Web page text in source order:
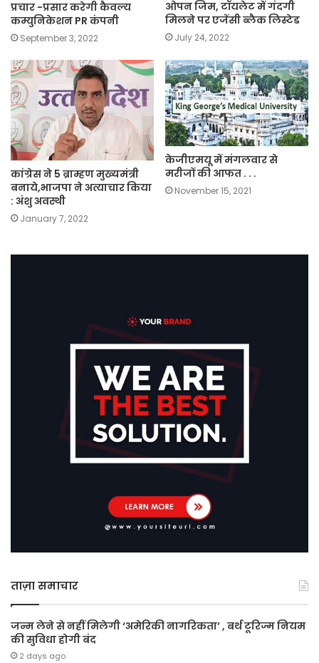
प्रचार -प्रसार करेगी कैवल्य
कम्युनिकेशन PR कंपनी
September 3, 2022
ओपन जिम, टॉयलेट में गंदगी
मिलने पर एजेंसी ब्लैक लिस्टेड
July 24, 2022
कांग्रेस ने 5 ब्राम्हण मुख्यमंत्री
बनाये,भाजपा ने अत्याचार किया
: अंशु अवस्थी
January 7, 2022
केजीएमयू में मंगलवार से
मरीजों की आफत . . .
November 15, 2021
ताज़ा समाचार
जन्म लेने से नहीं मिलेगी ‘अमेरिकी नागरिकता’ , बर्थ टूरिज्म नियम
की सुविधा होगी बंद
2 days ago